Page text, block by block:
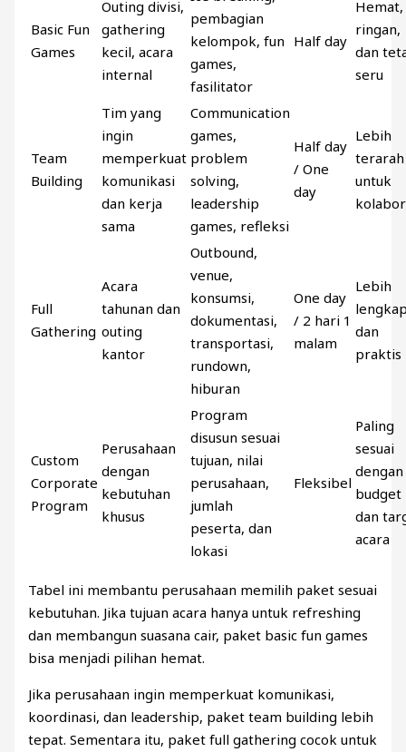
Basic Fun
Games
Outing divisi,
gathering
kecil, acara
internal
pembagian
kelompok, fun
games,
fasilitator
Half day
Hemat,
ringan,
dan
seru
Team
Building
Tim yang
ingin
memperkuat
komunikasi
dan kerja
sama
Communication
games,
problem
solving,
leadership
games, refleksi
Half day
/ One
day
Lebih
terarah
untuk
Full
Gathering
Acara
tahunan dan
outing
kantor
Outbound,
venue,
konsumsi,
dokumentasi,
transportasi,
rundown,
hiburan
One day
/ 2 hari 1
malam
Lebih
dan
praktis
Custom
Corporate
Program
Perusahaan
dengan
kebutuhan
khusus
Program
disusun sesuai
tujuan, nilai
perusahaan,
jumlah
peserta, dan
lokasi
Fleksibel
Paling
sesuai
dengan
budget
dan
acara
Tabel ini membantu perusahaan memilih paket sesuai
kebutuhan. Jika tujuan acara hanya untuk refreshing
dan membangun suasana cair, paket basic fun games
bisa menjadi pilihan hemat.
Jika perusahaan ingin memperkuat komunikasi,
koordinasi, dan leadership, paket team building lebih
tepat. Sementara itu, paket full gathering cocok untuk